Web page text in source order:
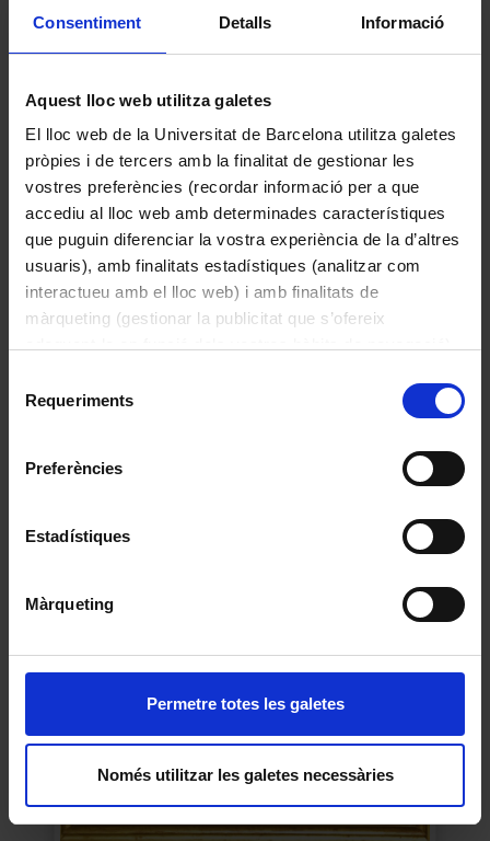
Consentiment Detalls Informació
Aquest lloc web utilitza galetes
El lloc web de la Universitat de Barcelona utilitza galetes
pròpies i de tercers amb la finalitat de gestionar les
vostres preferències (recordar informació per a que
accediu al lloc web amb determinades característiques
que puguin diferenciar la vostra experiència de la d’altres
usuaris), amb finalitats estadístiques (analitzar com
interactueu amb el lloc web) i amb finalitats de
màrqueting (gestionar la publicitat que s’ofereix
consultar laPolítica de galetes del lloc web de la
Requeriments
Preferències
Estadístiques
Màrqueting
Permetre totes les galetes
Només utilitzar les galetes necessàries
Lafuente Mellado, Ramiro
1892
El Davallament
1629